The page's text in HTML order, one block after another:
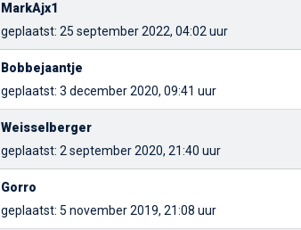
MarkAjx1
geplaatst: 25 september 2022, 04:02 uur
Bobbejaantje
geplaatst: 3 december 2020, 09:41 uur
Weisselberger
geplaatst: 2 september 2020, 21:40 uur
Gorro
geplaatst: 5 november 2019, 21:08 uur